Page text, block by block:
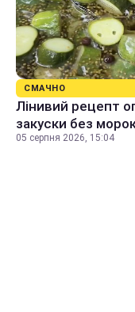
СМАЧНО
Лінивий рецепт
закуски без
05 серпня 2026, 15:04